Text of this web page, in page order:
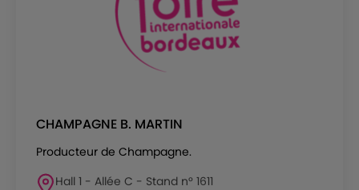
CHAMPAGNE B. MARTIN
Producteur de Champagne.
Hall 1 - Allée C - Stand n° 1611